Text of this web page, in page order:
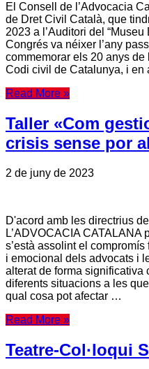
El Consell de l’Advocacia
de Dret Civil Català, que
2023 a l’Auditori del
Congrés va néixer l’any
commemorar els 20 anys de
Codi civil de Catalunya, i
Read More »
Taller «Com
crisis sense por
2 de juny de 2023
D'acord amb les directrius
L’ADVOCACIA CATALANA
s’està assolint el
i emocional dels advocats i
alterat de forma significativa
diferents situacions a les
qual cosa pot afectar …
Read More »
Teatre-Col·loqui